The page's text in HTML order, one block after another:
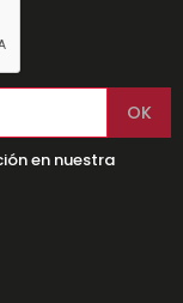
en nuestra